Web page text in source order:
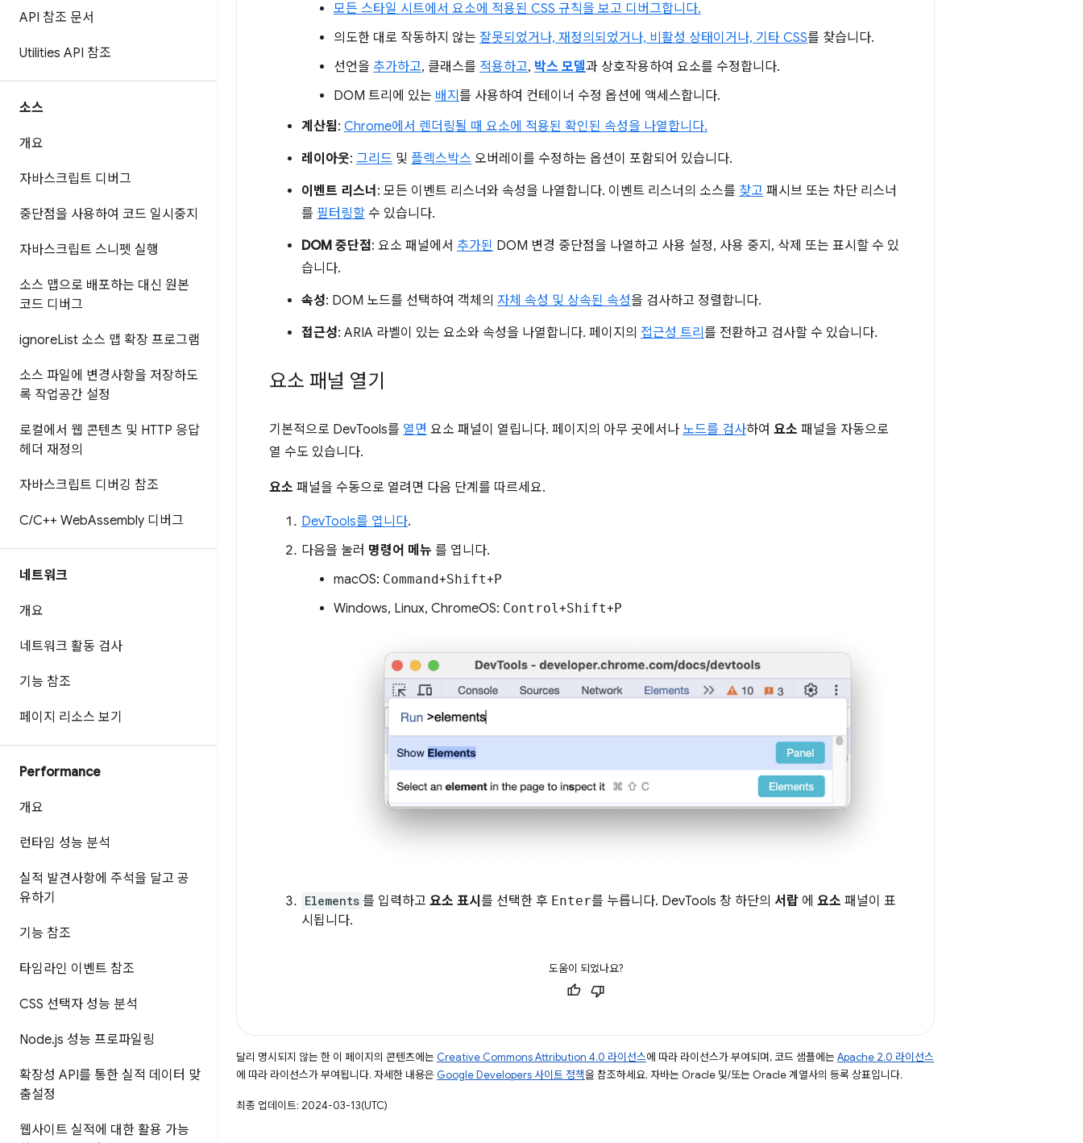
API 참조 문서
Utilities API 참조
소스
개요
자바스크립트 디버그
중단점을 사용하여 코드 일시중지
자바스크립트 스니펫 실행
소스 맵으로 배포하는 대신 원본
코드 디버그
ignoreList 소스 맵 확장 프로그램
소스 파일에 변경사항을 저장하도
록 작업공간 설정
로컬에서 웹 콘텐츠 및 HTTP 응답
헤더 재정의
자바스크립트 디버깅 참조
C/C++ WebAssembly 디버그
네트워크
개요
네트워크 활동 검사
기능 참조
페이지 리소스 보기
Performance
개요
런타임 성능 분석
실적 발견사항에 주석을 달고 공
유하기
기능 참조
타임라인 이벤트 참조
CSS 선택자 성능 분석
Node.js 성능 프로파일링
확장성 API를 통한 실적 데이터 맞
춤설정
웹사이트 실적에 대한 활용 가능
모든 스타일 시트에서 요소에 적용된 CSS 규칙을 보고 디버그합니다.
의도한 대로 작동하지 않는 잘못되었거나, 재정의되었거나, 비활성 상태이거나, 기타 CSS를 찾습니다.
선언을 추가하고, 클래스를 적용하고, 박스 모델과 상호작용하여 요소를 수정합니다.
DOM 트리에 있는 배지 를 사용하여 컨테이너 수정 옵션에 액세스합니다.
계산됨: Chrome에서 렌더링될 때 요소에 적용된 확인된 속성을 나열합니다.
레이아웃: 그리드 및 플렉스박스 오버레이를 수정하는 옵션이 포함되어 있습니다.
이벤트 리스너 : 모든 이벤트 리스너와 속성을 나열합니다. 이벤트 리스너의 소스를 찾고 패시브 또는 차단 리스너
를 필터링할 수 있습니다.
DOM 중단점: 요소 패널에서 추가된 DOM 변경 중단점을 나열하고 사용 설정, 사용 중지, 삭제 또는 표시할 수 있
습니다.
속성: DOM 노드를 선택하여 객체의 자체 속성 및 상속된 속성을 검사하고 정렬합니다.
접근성: ARIA 라벨이 있는 요소와 속성을 나열합니다. 페이지의 접근성 트리 를 전환하고 검사할 수 있습니다.
요소 패널 열기
기본적으로 DevTools를 열면 요소 패널이 열립니다. 페이지의 아무 곳에서나 노드를 검사하여 요소 패널을 자동으로
열 수도 있습니다.
요소 패널을 수동으로 열려면 다음 단계를 따르세요.
DevTools를 엽니다.
다음을 눌러 명령어 메뉴 를 엽니다.
macOS: Command+Shift+P
Windows, Linux, ChromeOS: Control+Shift+P
Elements 를 입력하고 요소 표시 를 선택한 후 Enter를 누릅니다. DevTools 창 하단의 서랍 에 요소 패널이 표
시됩니다.
도움이 되었나요?
달리 명시되지 않는 한 이 페이지의 콘텐츠에는 Creative Commons Attribution 4.0 라이선스에 따라 라이선스가 부여되며, 코드 샘플에는 Apache 2.0 라이선스
에 따라 라이선스가 부여됩니다. 자세한 내용은 Google Developers 사이트 정책을 참조하세요. 자바는 Oracle 및/또는 Oracle 계열사의 등록 상표입니다.
최종 업데이트: 2024-03-13(UTC)